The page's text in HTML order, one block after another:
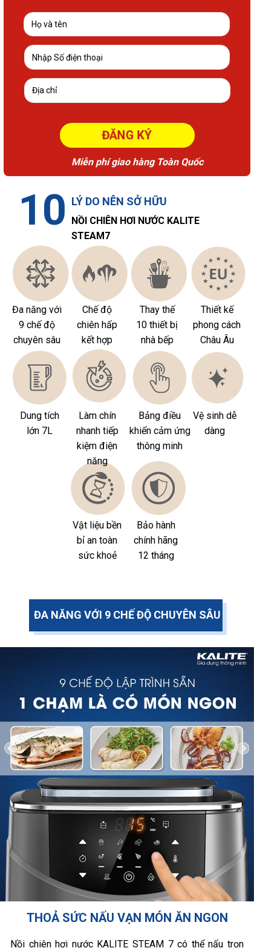
ĐĂNG KÝ
Miễn phí giao hàng Toàn Quốc
10 LÝ DO NÊN SỞ HỮU
NỒI CHIÊN HƠI NƯỚC KALITE
STEAM7
Đa năng với
9 chế độ
chuyên sâu
Chế độ
chiên hấp
kết hợp
Thay thế
10 thiết bị
nhà bếp
Thiết kế
phong cách
Châu Âu
Dung tích
lớn 7L
Làm chín
nhanh tiếp
kiệm điện
năng
Bảng điều
khiển cảm ứng
thông minh
Vệ sinh dễ
dàng
Vật liệu bền
bỉ an toàn
sức khoẻ
Bảo hành
chính hãng
12 tháng
ĐA NĂNG VỚI 9 CHẾ ĐỘ CHUYÊN SÂU
THOẢ SỨC NẤU VẠN MÓN ĂN NGON
Nồi chiên hơi nước KALITE STEAM 7 có thể nấu trọn